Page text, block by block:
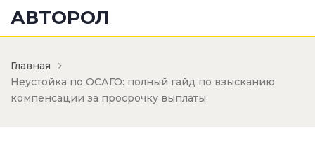
АВТОРОЛ
Главная
Неустойка по ОСАГО: полный гайд по взысканию
компенсации за просрочку выплаты